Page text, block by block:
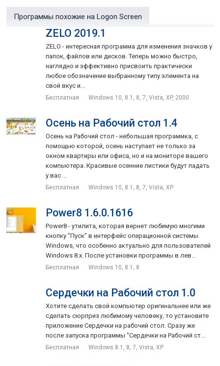
Программы похожие на Logon Screen
ZELO 2019.1
ZELO - интересная программа для изменения значков у
папок, файлов или дисков. Теперь можно быстро,
наглядно и эффективно присвоить практически
любое обозначение выбранному типу элемента на
свой вкус и...
Бесплатная Windows 10, 8.1, 8, 7, Vista, XP, 2000
Осень на Рабочий стол 1.4
Осень на Рабочий стол - небольшая программка, с
помощью которой, осень наступает не только за
окном квартиры или офиса, но и на мониторе вашего
компьютера. Красивые осенние листики будут падать
у вас ...
Бесплатная Windows 10, 8.1, 8, 7, Vista, XP
Power8 1.6.0.1616
Power8 - утилита, которая вернет любимую многими
кнопку "Пуск" в интерфейс операционной системы
Windows, что особенно актуально для пользователей
Windows 8.x. После установки программы в лев...
Бесплатная Windows 10, 8.1, 8
Сердечки на Рабочий стол 1.0
Хотите сделать свой компьютер оригинальнее или же
сделать сюрприз любимому человеку, то установите
приложение Сердечки на рабочий стол. Сразу же
после запуска программы "Сердечки на Рабочий ст...
Бесплатная Windows 8.1, 8, 7, Vista, XP